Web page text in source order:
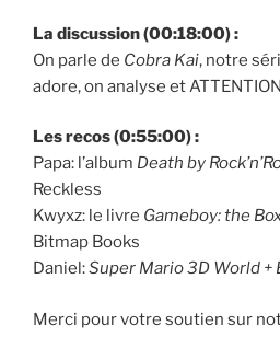
La discussion (00:18:00) :
On parle de Cobra Kai, notre
adore, on analyse et
Les recos (0:55:00) :
Papa: l’album Death by
Reckless
Kwyxz: le livre Gameboy: the
Bitmap Books
Daniel:Super Mario 3D World +
Merci pour votre soutien sur